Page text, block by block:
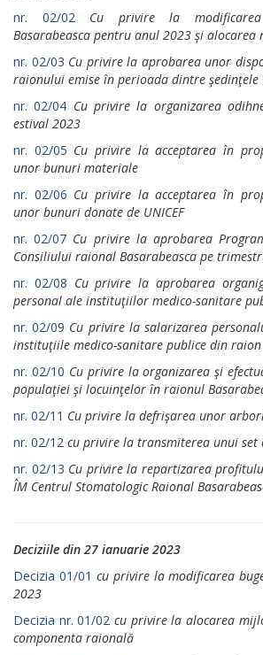
nr. 02/02 Cu privire la
Basarabeasca pentru anul 2023 şi
nr. 02/03 Cu privire la aprobarea unor
raionului emise în perioada dintre
nr. 02/04 Cu privire la organizarea
estival 2023
nr. 02/05 Cu privire la acceptarea în
unor bunuri materiale
nr. 02/06 Cu privire la acceptarea în
unor bunuri donate de UNICEF
nr. 02/07 Cu privire la aprobarea
Consiliului raional Basarabeasca pe
nr. 02/08 Cu privire la aprobarea
personal ale instituţiilor medico-sanitare
nr. 02/09 Cu privire la salarizarea
instituţiile medico-sanitare publice din raion
nr. 02/10 Cu privire la organizarea şi
populaţiei şi locuinţelor în raionul
nr. 02/11 Cu privire la defrişarea unor
nr. 02/12 cu privire la transmiterea unui set
nr. 02/13 Cu privire la repartizarea
ÎM Centrul Stomatologic Raional
Deciziile din 27 ianuarie 2023
Decizia 01/01 cu privire la modificarea
2023
Decizia nr. 01/02 cu privire la alocarea
componenta raională